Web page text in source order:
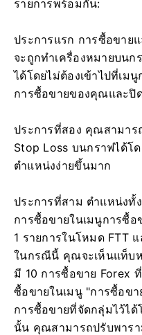
รายการพร้อมกัน:
ประการแรก การซื้อขาย
จะถูกทำเครื่องหมายบน
ได้โดยไม่ต้องเข้าไปที่เม
การซื้อขายของคุณและปิ
ประการที่สอง คุณสามาร
Stop Loss บนกราฟได้โ
ตำแหน่งง่ายขึ้นมาก
ประการที่สาม ตำแหน่ง
การซื้อขายในเมนูการซื้
1 รายการในโหมด FTT
ในกรณีนี้ คุณจะเห็นแท็บ
มี 10 การซื้อขาย Forex
ซื้อขายในเมนู "การซื้อข
การซื้อขายที่จัดกลุ่มไว้ไ
นั้น คุณสามารถปรับพารา